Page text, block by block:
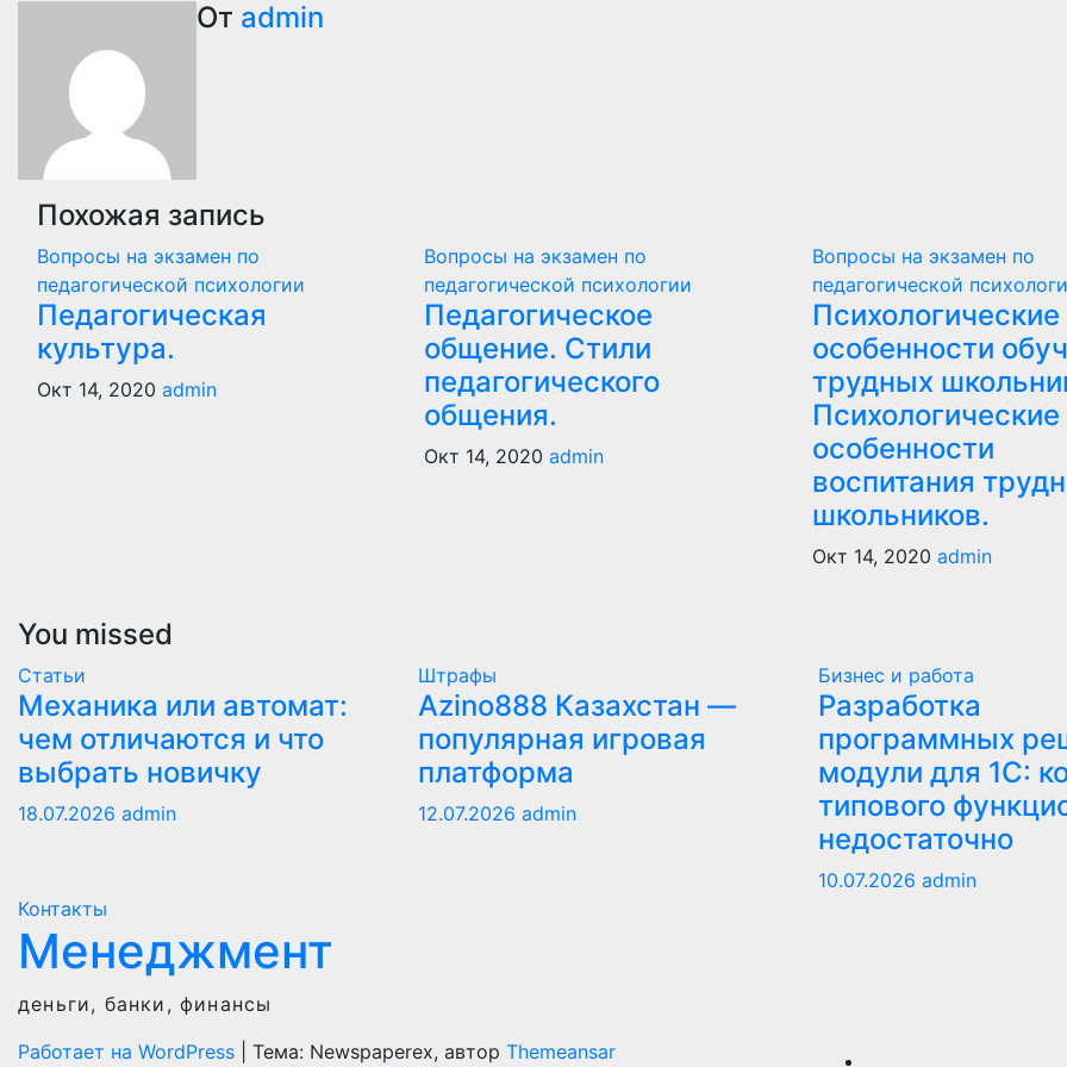
записям
От admin
Похожая запись
Вопросы на экзамен по
педагогической психологии
Педагогическая
культура.
Окт 14, 2020 admin
Вопросы на экзамен по
педагогической психологии
Педагогическое
общение. Стили
педагогического
общения.
Окт 14, 2020admin
Вопросы на экзамен по
педагогической
Психологические
особенности
трудных
Психологические
особенности
воспитания
школьников.
Окт 14, 2020 admin
You missed
Статьи
Механика или автомат:
чем отличаются и что
выбрать новичку
18.07.2026 admin
Штрафы
Azino888 Казахстан —
популярная игровая
платформа
12.07.2026 admin
Бизнес и работа
Разработка
программных
модули для 1С:
типового
недостаточно
10.07.2026 admin
Контакты
Менеджмент
деньги, банки, финансы
Работает на WordPress
Тема: Newspaperex, автор Themeansar